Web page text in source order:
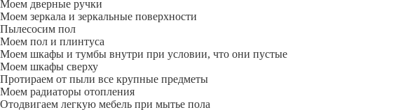
Моем дверные ручки
Моем зеркала и зеркальные поверхности
Пылесосим пол
Моем пол и плинтуса
Моем шкафы и тумбы внутри при условии, что они пустые
Моем шкафы сверху
Протираем от пыли все крупные предметы
Моем радиаторы отопления
Отодвигаем легкую мебель при мытье пола